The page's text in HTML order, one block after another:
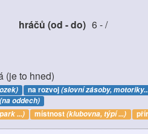
hráčů (od - do) 6 -/
(je to hned)
na rozvoj(slovní zásoby,
(na oddech)
...) místnost(klubovna, týpí ...)